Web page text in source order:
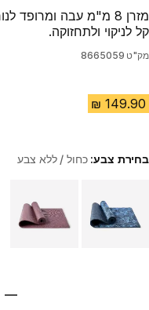
מזרן 8 מ"מ עבה ומרופד לנוחות מירבית בעת אימוני היוגה.
קל לניקוי ולתחזוקה.
מק"ט 8665059
בחירת צבע:כחול / ללא צבע